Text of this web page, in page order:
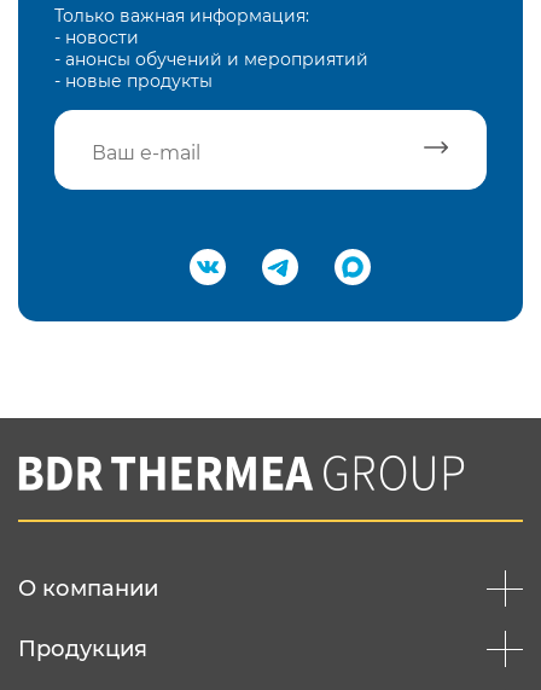
Только важная информация:
- новости
- анонсы обучений и мероприятий
- новые продукты
Подтвердить e-mail
Вы соглашаетесь с нашей политикой
конфеденциальности
О компании
Продукция